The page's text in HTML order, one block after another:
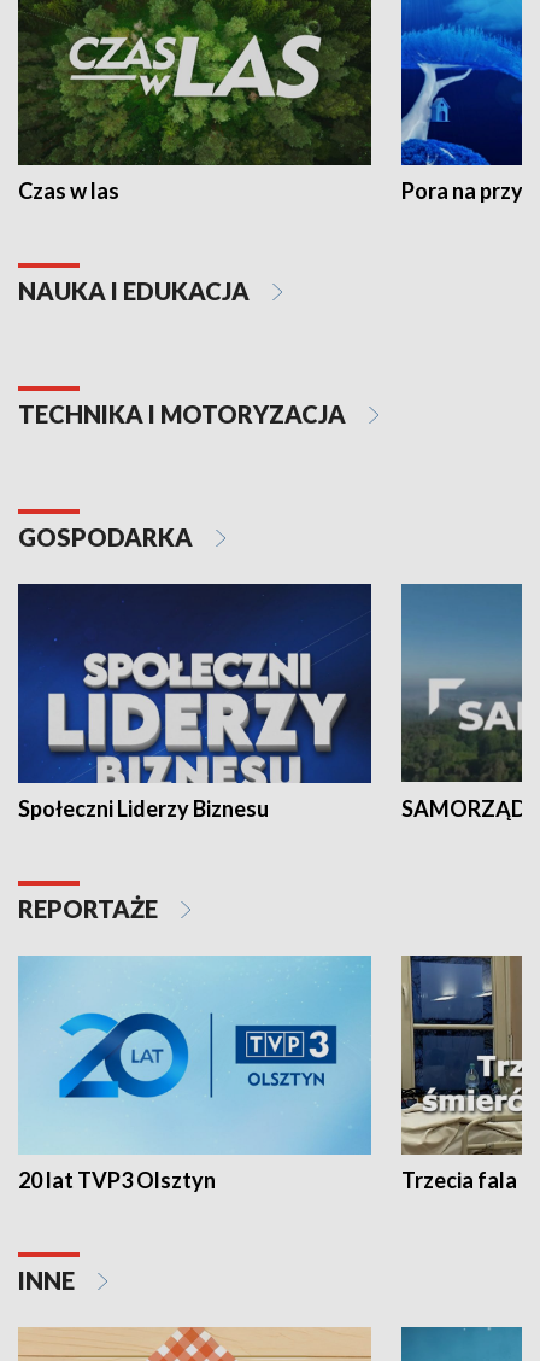
Czas w las Pora na
NAUKA I EDUKACJA
TECHNIKA I MOTORYZACJA
GOSPODARKA
Społeczni Liderzy Biznesu SAMORZĄD
REPORTAŻE
20 lat TVP3 Olsztyn Trzecia fala -
INNE